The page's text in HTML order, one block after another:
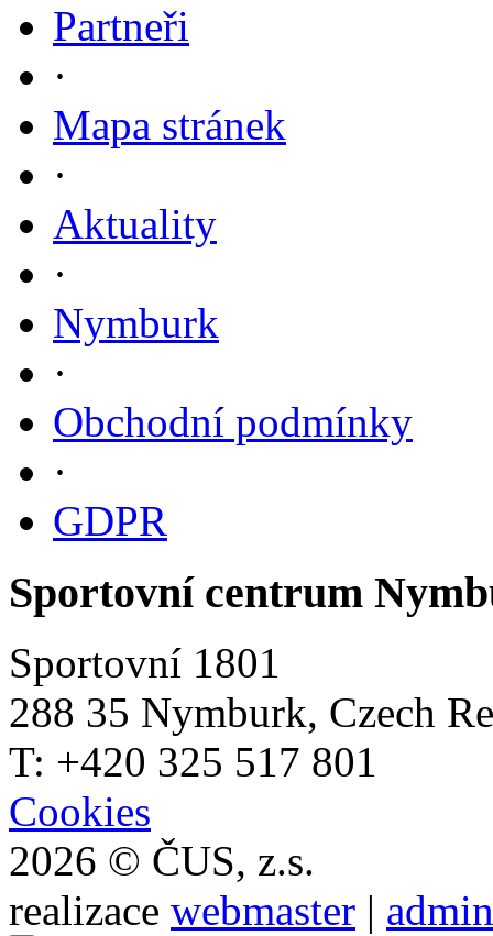
Partneři
·
Mapa stránek
·
Aktuality
·
Nymburk
·
Obchodní podmínky
·
GDPR
Sportovní centrum
Sportovní 1801
288 35 Nymburk, Czech
T: +420 325 517 801
Cookies
2026 © ČUS, z.s.
realizace webmaster |